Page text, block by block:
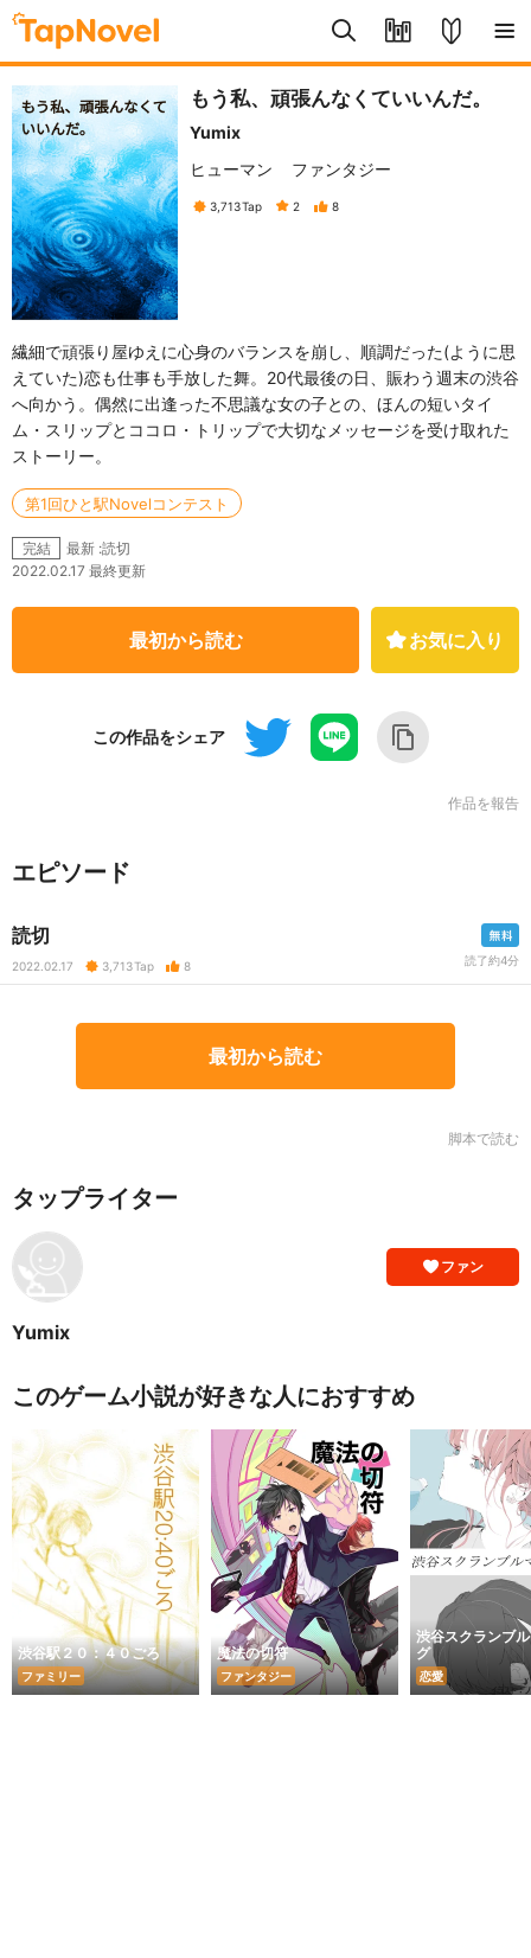
もう私、頑張んなくていいんだ。
Yumix
ヒューマン
ファンタジー
3,713Tap 2 8
繊細で頑張り屋ゆえに心身のバランスを崩し、順調だった(ように思
えていた)恋も仕事も手放した舞。20代最後の日、賑わう週末の渋谷
へ向かう。偶然に出逢った不思議な女の子との、ほんの短いタイ
ム・スリップとココロ・トリップで大切なメッセージを受け取れた
ストーリー。
第1回ひと駅Novelコンテスト
完結
最新 :読切
2022.02.17 最終更新
最初から読む お気に入り
この作品をシェア
作品を報告
エピソード
読切
2022.02.17 3,713Tap 8 読了約4分
最初から読む
脚本で読む
タップライター
ファン
Yumix
このゲーム小説が好きな人におすすめ
渋谷駅２０：４０ごろ
ファミリー
魔法の切符
ファンタジー
渋谷スクランブ
グ
恋愛